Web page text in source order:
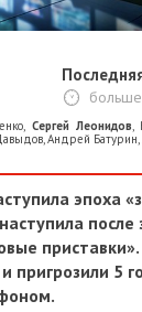
Сергей Леонидов
Андрей Батурин
эпоха
пригрозили 5